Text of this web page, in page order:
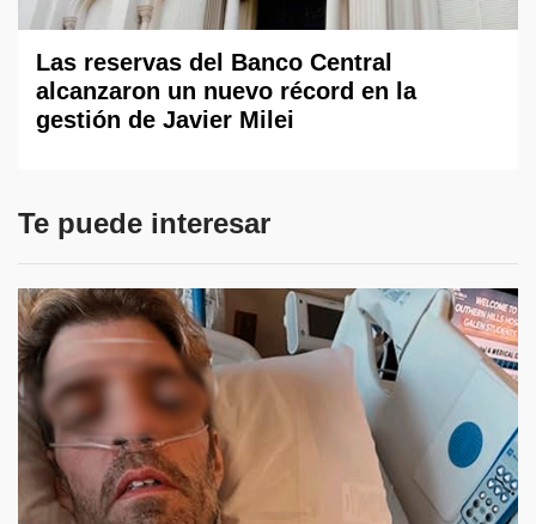
Las reservas del Banco Central
alcanzaron un nuevo récord en la
gestión de Javier Milei
Te puede interesar